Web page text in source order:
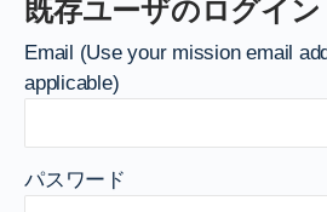
既存ユーザのログイン
Email (Use your mission email
applicable)
パスワード